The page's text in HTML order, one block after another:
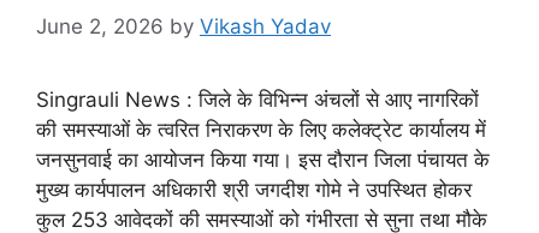
June 2, 2026 by Vikash Yadav
Singrauli News : जिले के विभिन्न अंचलों से आए नागरिकों
की समस्याओं के त्वरित निराकरण के लिए कलेक्ट्रेट कार्यालय में
जनसुनवाई का आयोजन किया गया। इस दौरान जिला पंचायत के
मुख्य कार्यपालन अधिकारी श्री जगदीश गोमे ने उपस्थित होकर
कुल 253 आवेदकों की समस्याओं को गंभीरता से सुना तथा मौके